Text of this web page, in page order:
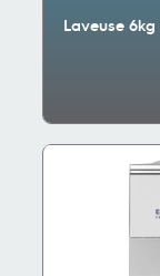
Laveuse